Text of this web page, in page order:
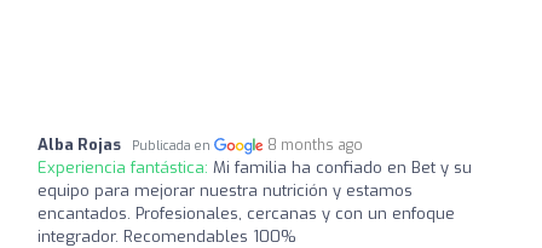
Alba Rojas Publicada en 8 months ago
Experiencia fantástica: Mi familia ha confiado en Bet y su
equipo para mejorar nuestra nutrición y estamos
encantados. Profesionales, cercanas y con un enfoque
integrador. Recomendables 100%